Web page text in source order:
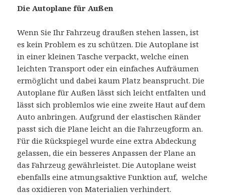
Die Autoplane für Außen
Wenn Sie Ihr Fahrzeug draußen stehen lassen, ist
es kein Problem es zu schützen. Die Autoplane ist
in einer kleinen Tasche verpackt, welche einen
leichten Transport oder ein einfaches Aufräumen
ermöglicht und dabei kaum Platz beansprucht. Die
Autoplane für Außen lässt sich leicht entfalten und
lässt sich problemlos wie eine zweite Haut auf dem
Auto anbringen. Aufgrund der elastischen Ränder
passt sich die Plane leicht an die Fahrzeugform an.
Für die Rückspiegel wurde eine extra Abdeckung
gelassen, die ein besseres Anpassen der Plane an
das Fahrzeug gewährleistet. Die Autoplane weist
ebenfalls eine atmungsaktive Funktion auf, welche
das oxidieren von Materialien verhindert.